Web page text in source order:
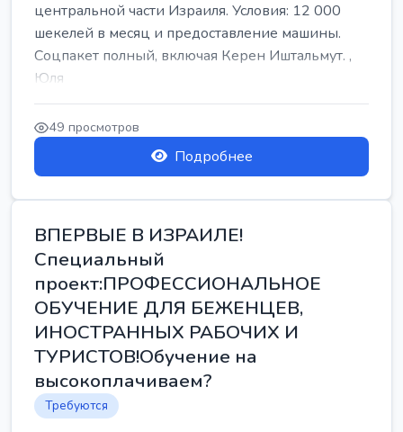
центральной части Израиля. Условия: 12 000
шекелей в месяц и предоставление машины.
Соцпакет полный, включая Керен Иштальмут. ,
Юля
49 просмотров
Подробнее
ВПЕРВЫЕ В ИЗРАИЛЕ!
Специальный
проект:ПРОФЕССИОНАЛЬНОЕ
ОБУЧЕНИЕ ДЛЯ БЕЖЕНЦЕВ,
ИНОСТРАННЫХ РАБОЧИХ И
ТУРИСТОВ!Обучение на
высокоплачиваем?
Требуются